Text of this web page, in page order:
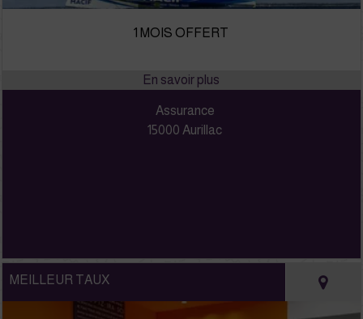
1 MOIS OFFERT
Assurance
15000 Aurillac
MEILLEUR TAUX